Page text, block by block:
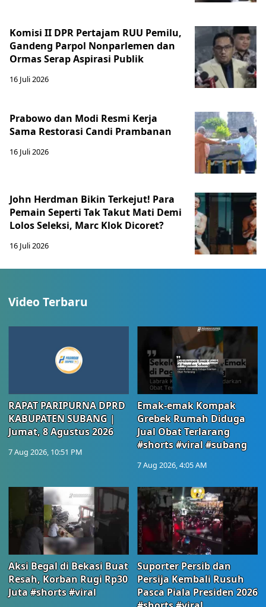
Komisi II DPR Pertajam RUU Pemilu,
Gandeng Parpol Nonparlemen dan
Ormas Serap Aspirasi Publik
16 Juli 2026
Prabowo dan Modi Resmi Kerja
Sama Restorasi Candi Prambanan
16 Juli 2026
John Herdman Bikin Terkejut! Para
Pemain Seperti Tak Takut Mati Demi
Lolos Seleksi, Marc Klok Dicoret?
16 Juli 2026
Video Terbaru
RAPAT PARIPURNA DPRD
KABUPATEN SUBANG |
Jumat, 8 Agustus 2026
7 Aug 2026, 10:51 PM
Emak-emak Kompak
Grebek Rumah Diduga
Jual Obat Terlarang
#shorts #viral #subang
7 Aug 2026, 4:05 AM
Aksi Begal di Bekasi Buat
Resah, Korban Rugi Rp30
Juta #shorts #viral
Suporter Persib dan
Persija Kembali Rusuh
Pasca Piala Presiden 2026